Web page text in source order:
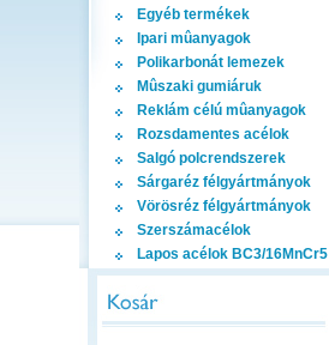
Egyéb termékek
Ipari mûanyagok
Polikarbonát lemezek
Mûszaki gumiáruk
Reklám célú mûanyagok
Rozsdamentes acélok
Salgó polcrendszerek
Sárgaréz félgyártmányok
Vörösréz félgyártmányok
Szerszámacélok
Lapos acélok BC3/16MnCr5